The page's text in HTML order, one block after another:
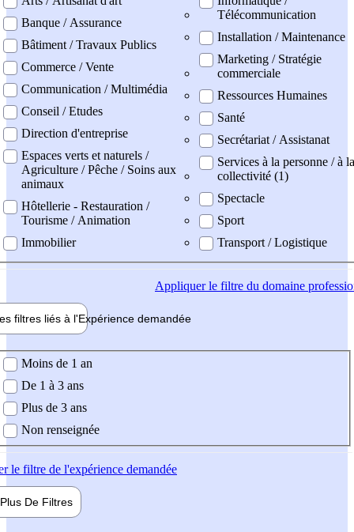
Banque / Assurance
Bâtiment / Travaux Publics
Commerce / Vente
Communication / Multimédia
Conseil / Etudes
Direction d'entreprise
Espaces verts et naturels /
Agriculture / Pêche / Soins aux
animaux
Hôtellerie - Restauration /
Tourisme / Animation
Immobilier
Télécommunication
Installation / Maintenance
Marketing / Stratégie
commerciale
Ressources Humaines
Santé
Secrétariat / Assistanat
Services à la personne / à la
collectivité (1)
Spectacle
Sport
Transport / Logistique
Appliquerle filtre du domaine
filtres liés à l'Expérience demandée
demandée
Moins de 1 an
De 1 à 3 ans
Plus de 3 ans
Non renseignée
le filtre de l'expérience demandée
Plus De Filtres